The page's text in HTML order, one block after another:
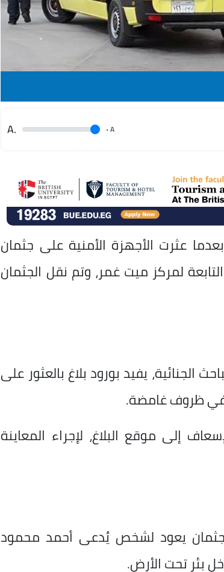
A
.
.A
عثرت الأجهزة الأمنية على جثمان
لمركز ميت غمر، وتم نقل الجثمان
الجنائية، يفيد بورود بلاغ بالعثور على
في ظروف غامضة.
إلى موقع البلاغ، لإجراء المعاينة
الجثمان يعود لشخص يُدعى أحمد محمود